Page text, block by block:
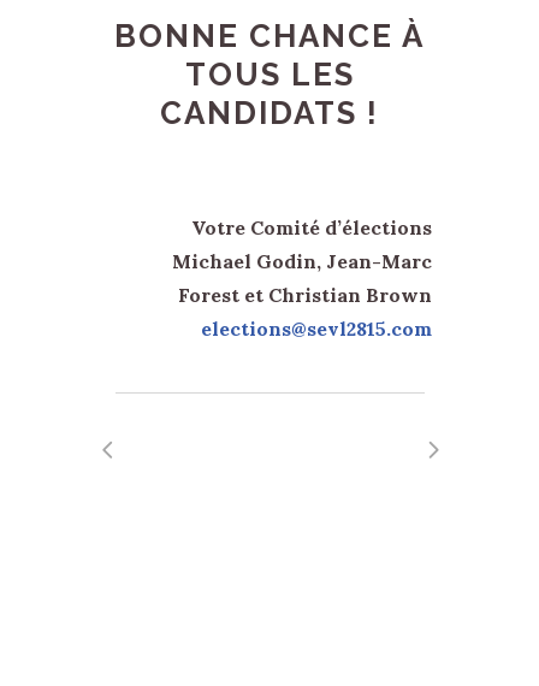
BONNE CHANCE À
TOUS LES
CANDIDATS !
Votre Comité d’élections
Michael Godin, Jean-Marc
Forest et Christian Brown
elections@sevl2815.com